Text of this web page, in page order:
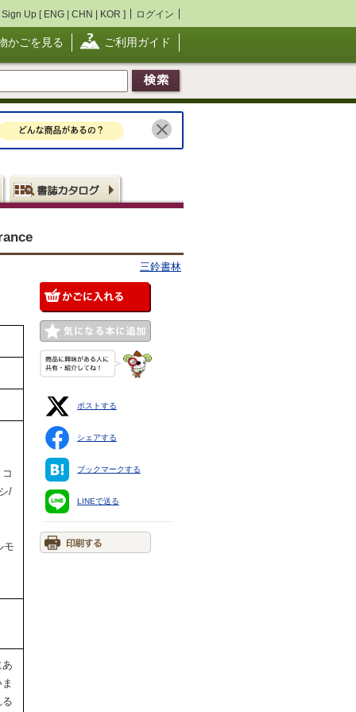
Sign Up [ ENG | CHN | KOR ] ログイン
かごを見る ご利用ガイド
三鈴書林
/
モ
ポストする
シェアする
ブックマークする
LINEで送る